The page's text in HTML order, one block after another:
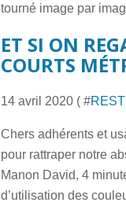
tourné image par
ET SI ON
COURTS
14 avril 2020 ( #
Chers adhérents et
pour rattraper notre
Manon David, 4
d’utilisation des